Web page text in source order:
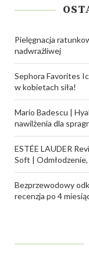
Pielęgnacja
nadwrażliwej
Sephora Favorites
w kobietach siła!
Mario Badescu |
nawilżenia dla
ESTÉE LAUDER
Soft |
Bezprzewodowy
recenzja po 4